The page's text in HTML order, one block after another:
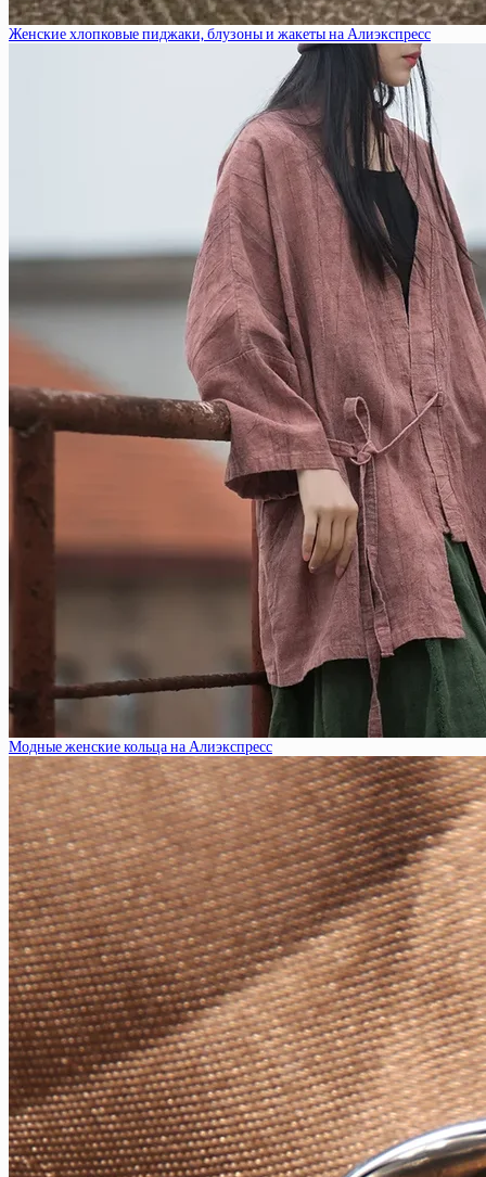
Женские хлопковые пиджаки, блузоны и жакеты на Алиэкспресс
Модные женские кольца на Алиэкспресс